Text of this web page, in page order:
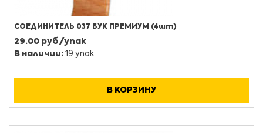
СОЕДИНИТЕЛЬ 037 БУК ПРЕМИУМ (4шт)
29.00 руб/упак
В наличии: 19 упак.
В КОРЗИНУ